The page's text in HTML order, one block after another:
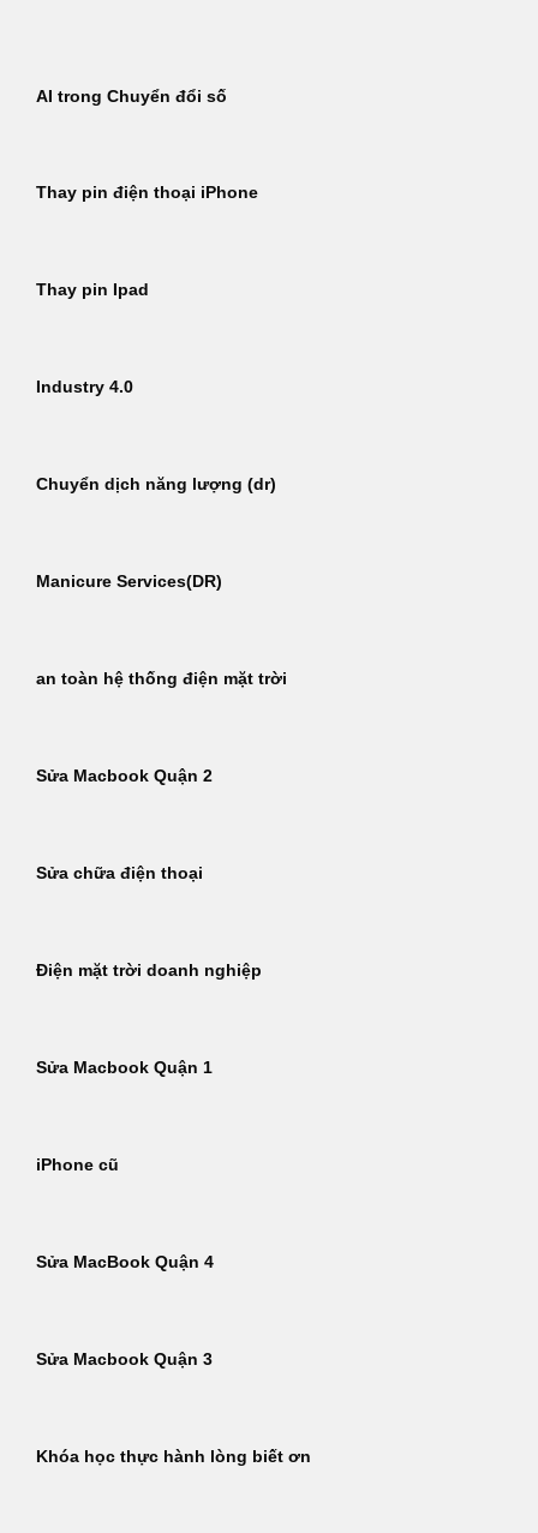
dungAI trong Chuyển đổi số
Thay pin điện thoại iPhone
Thay pin Ipad
Industry 4.0
Chuyển dịch năng lượng (dr)
Manicure Services(DR)
an toàn hệ thống điện mặt trời
Sửa Macbook Quận 2
Sửa chữa điện thoại
Điện mặt trời doanh nghiệp
Sửa Macbook Quận 1
iPhone cũ
Sửa MacBook Quận 4
Sửa Macbook Quận 3
Khóa học thực hành lòng biết ơn